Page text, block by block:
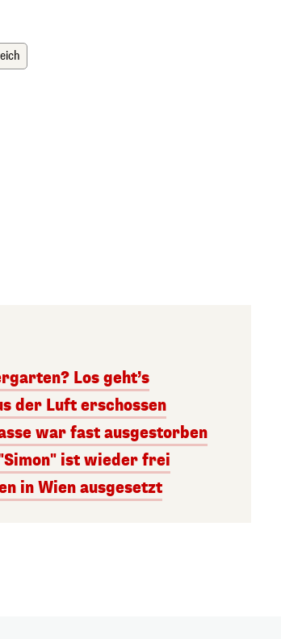
Los geht’s
der Luft erschossen
war fast ausgestorben
ist wieder frei
in Wien ausgesetzt